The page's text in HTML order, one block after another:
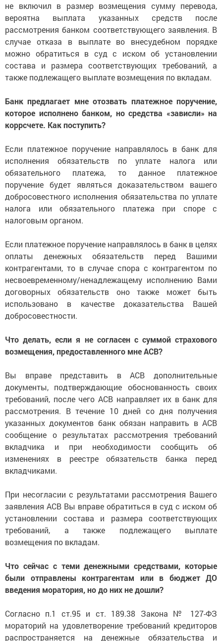
не включил в размер возмещения сумму перевода,
вероятна выплата указанных средств после
рассмотрения банком соответствующего заявления. В
случае отказа в выплате во внесудебном порядке
можно обратиться в суд с иском об установлении
состава и размера соответствующих требований, а
также подлежащего выплате возмещения по вкладам.
Банк предлагает мне отозвать платежное поручение,
которое исполнено банком, но средства «зависли» на
коррсчете. Как поступить?
Если платежное поручение направлялось в банк для
исполнения обязательств по уплате налога или
обязательного платежа, то данное платежное
поручение будет являться доказательством вашего
добросовестного исполнения обязательства по уплате
налога или обязательного платежа при споре с
налоговым органом.
Если платежное поручение направлялось в банк в целях
оплаты денежных обязательств перед Вашими
контрагентами, то в случае спора с контрагентом по
несвоевременному/ненадлежащему исполнению Вами
договорных обязательств оно также может быть
использовано в качестве доказательства Вашей
добросовестности.
Что делать, если я не согласен с суммой страхового
возмещения, предоставленного мне АСВ?
Вы вправе представить в АСВ дополнительные
документы, подтверждающие обоснованность своих
требований, после чего АСВ направляет их в банк для
рассмотрения. В течение 10 дней со дня получения
указанных документов банк обязан направить в АСВ
сообщение о результатах рассмотрения требований
вкладчика и при необходимости сообщить об
изменениях в реестре обязательств банка перед
вкладчиками.
При несогласии с результатами рассмотрения Вашего
заявления АСВ Вы вправе обратиться в суд с иском об
установлении состава и размера соответствующих
требований, а также подлежащего выплате
возмещения по вкладам.
Что сейчас с теми денежными средствами, которые
были отправлены контрагентам или в бюджет ДО
введения моратория, но до них не дошли?
Согласно п.1 ст.95 и ст. 189.38 Закона № 127-ФЗ
мораторий на удовлетворение требований кредиторов
распространяется на денежные обязательства и